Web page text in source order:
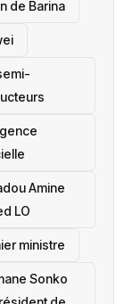
de Barina
Amine
LO
ministre
Sonko